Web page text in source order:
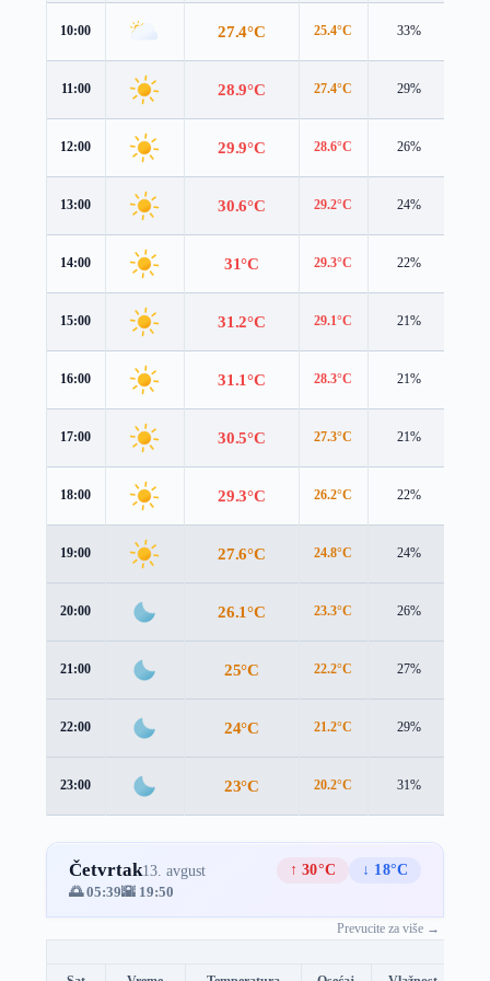
10:00 27.4°C 25.4°C 33%
11:00 28.9°C 27.4°C 29%
12:00 29.9°C 28.6°C 26%
13:00 30.6°C 29.2°C 24%
14:00 31°C 29.3°C 22%
15:00 31.2°C 29.1°C 21%
16:00 31.1°C 28.3°C 21%
17:00 30.5°C 27.3°C 21%
18:00 29.3°C 26.2°C 22%
19:00 27.6°C 24.8°C 24%
20:00 26.1°C 23.3°C 26%
21:00 25°C 22.2°C 27%
22:00 24°C 21.2°C 29%
23:00 23°C 20.2°C 31%
Četvrtak13. avgust ↑ 30°C
↓ 18°C
🌅 05:39🌇 19:50
Prevucite za više →